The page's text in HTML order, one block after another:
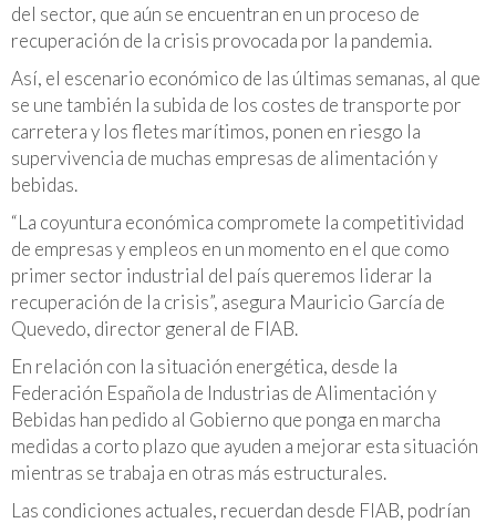
del sector, que aún se encuentran en un proceso de
recuperación de la crisis provocada por la pandemia.
Así, el escenario económico de las últimas semanas, al que
se une también la subida de los costes de transporte por
carretera y los fletes marítimos, ponen en riesgo la
supervivencia de muchas empresas de alimentación y
bebidas.
“La coyuntura económica compromete la competitividad
de empresas y empleos en un momento en el que como
primer sector industrial del país queremos liderar la
recuperación de la crisis”, asegura Mauricio García de
Quevedo, director general de FIAB.
En relación con la situación energética, desde la
Federación Española de Industrias de Alimentación y
Bebidas han pedido al Gobierno que ponga en marcha
medidas a corto plazo que ayuden a mejorar esta situación
mientras se trabaja en otras más estructurales.
Las condiciones actuales, recuerdan desde FIAB, podrían